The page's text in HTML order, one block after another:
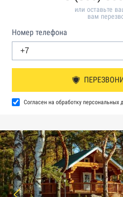
или оставьте
вам
Номер телефона
Согласен на обработку персональных